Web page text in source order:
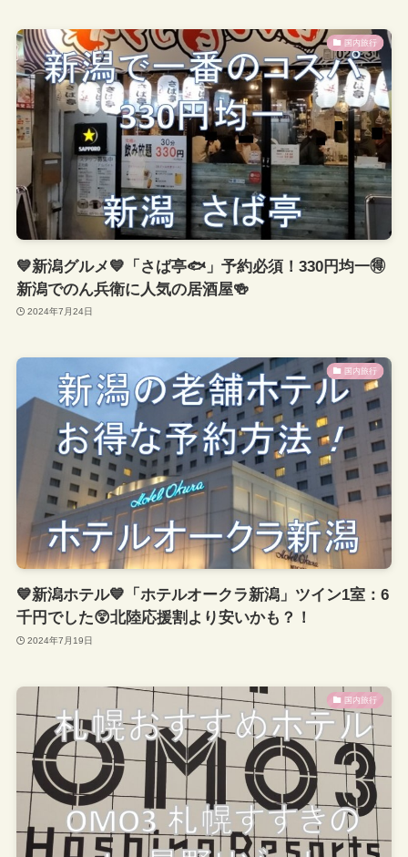
国内旅行
💙新潟グルメ💙「さば亭🐟」予約必須！330円均一🉐
新潟でのん兵衛に人気の居酒屋🍻
2024年7月24日
国内旅行
💙新潟ホテル💙「ホテルオークラ新潟」ツイン1室：6
千円でした😲北陸応援割より安いかも？！
2024年7月19日
国内旅行